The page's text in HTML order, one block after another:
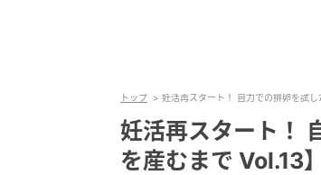
トップ 妊活再スタート！ 自力での排卵を試
妊活再スタート！
を産むまで Vol.13】